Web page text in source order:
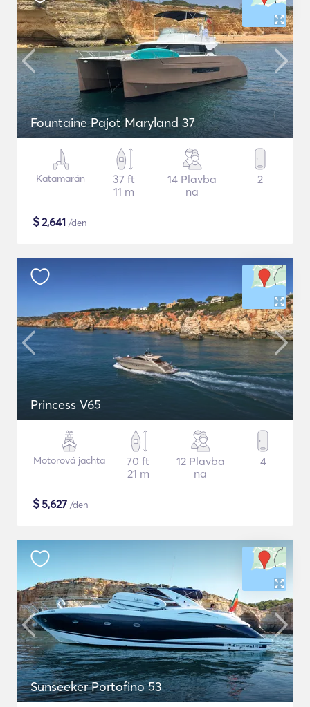
Fountaine Pajot Maryland 37
Katamarán
37 ft
11 m
14 Plavba
na
2
$2,641 /den
Princess V65
Motorová jachta
70 ft
21 m
12 Plavba
na
4
$5,627 /den
Sunseeker Portofino 53